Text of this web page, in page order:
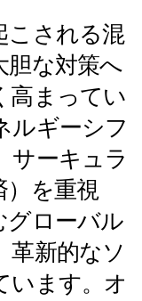
こされる混
胆な対策へ
高まってい
ルギーシフ
サーキュラ
）を重視
グローバル
革新的なソ
います。オ